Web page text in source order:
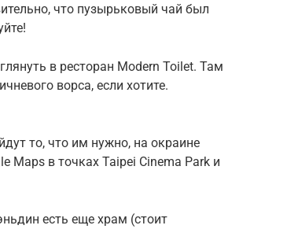
что пузырьковый чай был
в ресторан Modern Toilet. Там
ворса, если хотите.
то, что им нужно, на окраине
Maps в точках Taipei Cinema Park и
есть еще храм (стоит